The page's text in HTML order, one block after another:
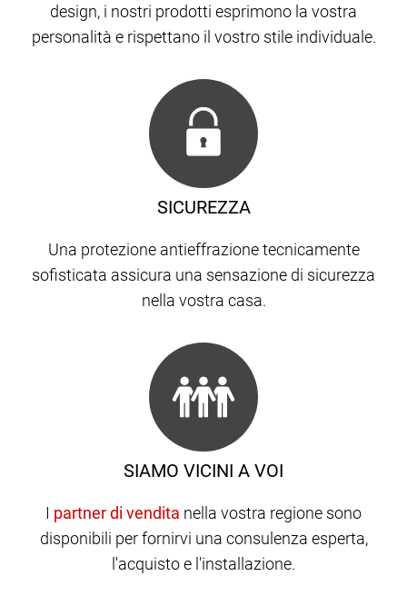
design, i nostri prodotti esprimono la vostra
personalità e rispettano il vostro stile individuale.
SIAMO VICINI A VOI
I
nella vostra regione sono
disponibili per fornirvi una consulenza esperta,
l'acquisto e l'installazione.
SICUREZZA
Una protezione antieffrazione tecnicamente
sofisticata assicura una sensazione di sicurezza
nella vostra casa.